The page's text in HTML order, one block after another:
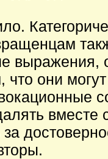
выражения,
что они
вместе
за